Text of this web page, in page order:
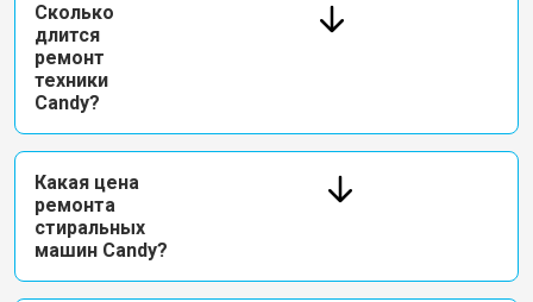
Сколько
длится
ремонт
техники
Candy?
Какая цена
ремонта
стиральных
машин Candy?